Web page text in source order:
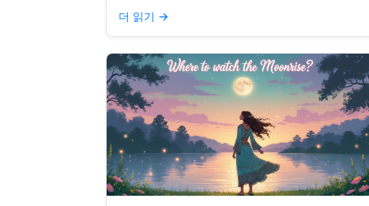
더 읽기 →